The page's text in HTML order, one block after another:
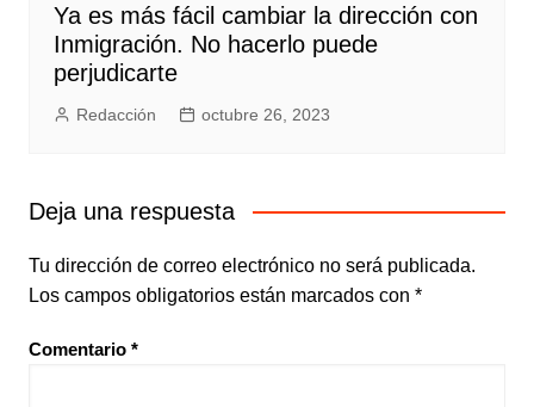
Ya es más fácil cambiar la dirección con
Inmigración. No hacerlo puede
perjudicarte
Redacción octubre 26, 2023
Deja una respuesta
Tu dirección de correo electrónico no será publicada.
Los campos obligatorios están marcados con *
Comentario *